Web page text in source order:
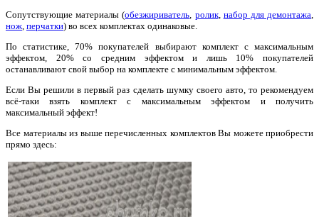
Сопутствующие материалы (обезжириватель ролик, набор для демонтажа
нож перчатки) во всех комплектах одинаковые.
По статистике, 70% покупателей выбирают комплект с максимальным
эффектом, 20% со средним эффектом и лишь 10% покупателей
останавливают свой выбор на комплекте с минимальным эффектом.
Если Вы решили в первый раз сделать шумку своего авто, то рекомендуем
всё-таки взять комплект с максимальным эффектом и получить
максимальный эффект!
Все материалы из выше перечисленных комплектов Вы можете приобрести
прямо здесь: